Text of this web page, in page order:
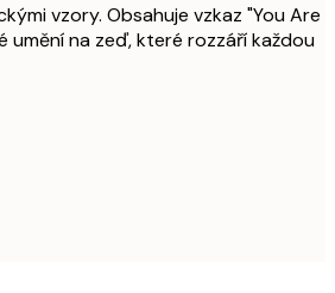
vzory. Obsahuje vzkaz "You Are
umění na zeď, které rozzáří každou